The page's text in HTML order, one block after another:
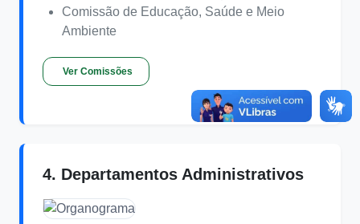
Comissão de Educação, Saúde e Meio
Ambiente
Ver Comissões
4. Departamentos Administrativos